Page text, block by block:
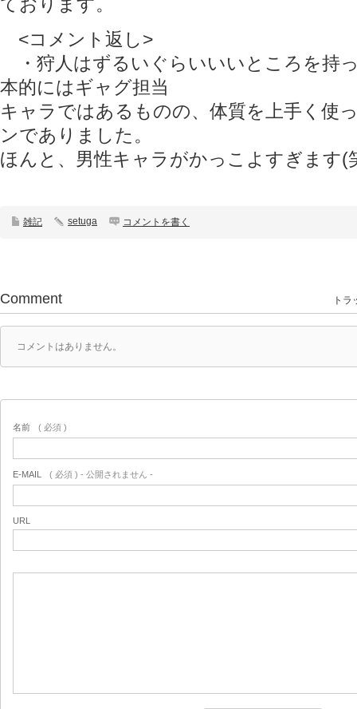
<コメント返し>
・狩人はずるいぐらいいいところを持
本的にはギャグ担当
キャラではあるものの、体質を上手く使
ンでありました。
ほんと、男性キャラがかっこよすぎます(
雑記 setuga コメントを書く
Comment トラ
コメントはありません。
名前 ( 必須 )
E-MAIL ( 必須 ) - 公開されません -
URL